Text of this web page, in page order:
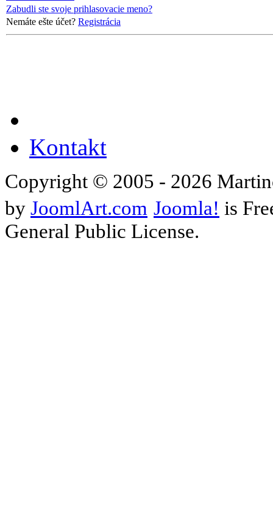
Zabudli ste svoje prihlasovacie meno?
Nemáte ešte účet? Registrácia
Kontakt
Copyright © 2005 - 2026
by JoomlArt.com Joomla! is
General Public License.